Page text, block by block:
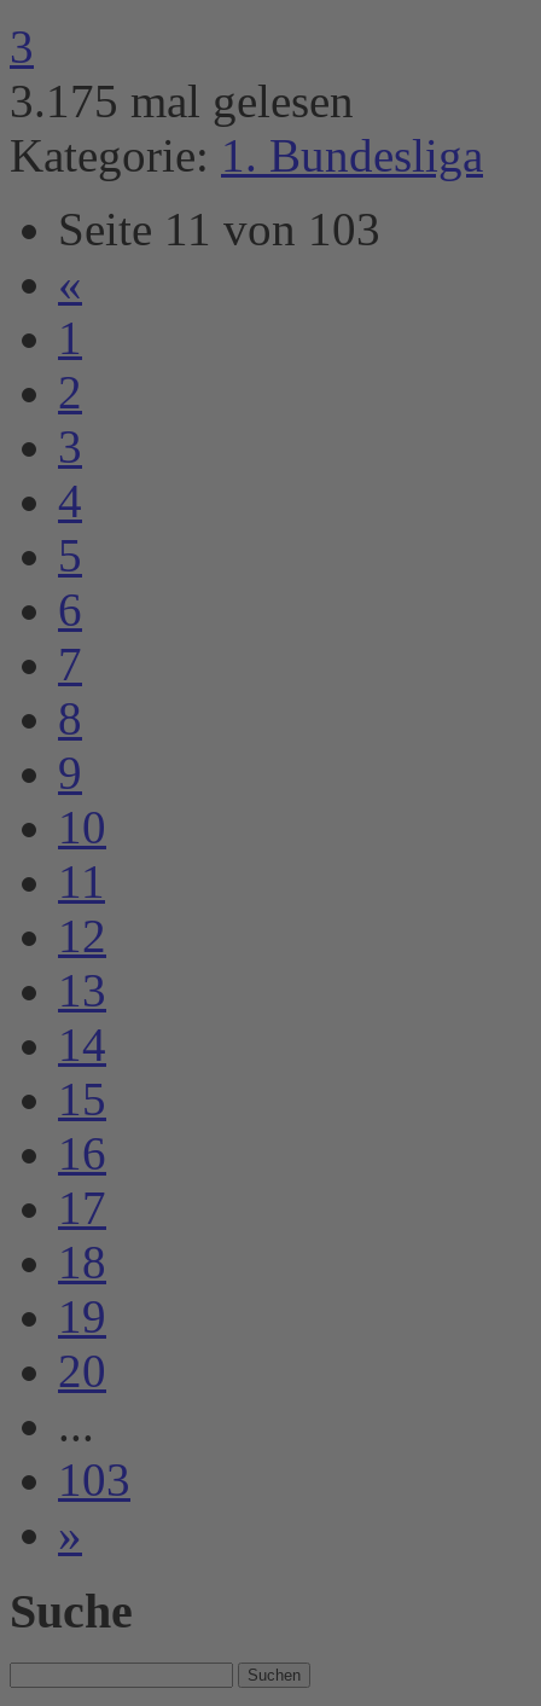
3
3.175 mal gelesen
Kategorie: 1. Bundesliga
Seite 11 von 103
«
1
2
3
4
5
6
7
8
9
10
11
12
13
14
15
16
17
18
19
20
...
103
»
Suche
nach: